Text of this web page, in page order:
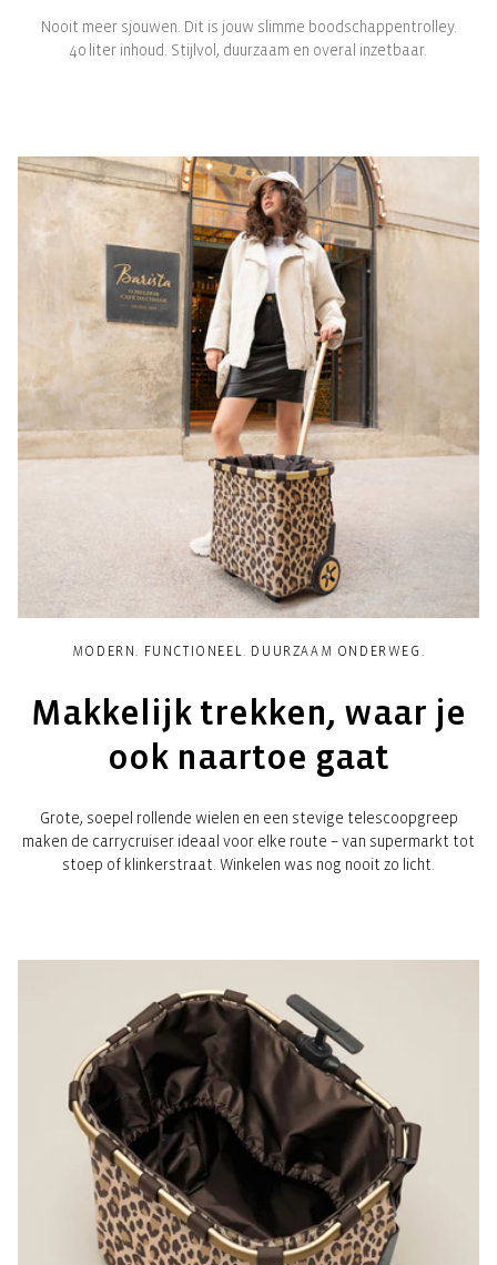
Nooit meer sjouwen. Dit is jouw slimme boodschappentrolley.
40 liter inhoud. Stijlvol, duurzaam en overal inzetbaar.
MODERN. FUNCTIONEEL. DUURZAAM ONDERWEG.
Makkelijk trekken, waar je
ook naartoe gaat
Grote, soepel rollende wielen en een stevige telescoopgreep
maken de carrycruiser ideaal voor elke route – van supermarkt tot
stoep of klinkerstraat. Winkelen was nog nooit zo licht.